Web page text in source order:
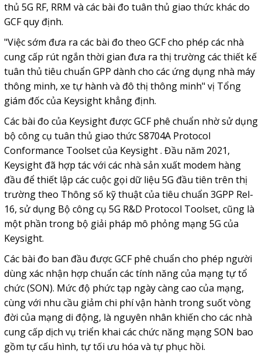
thủ 5G RF, RRM và các bài đo tuân thủ giao thức khác do
GCF quy định.
"Việc sớm đưa ra các bài đo theo GCF cho phép các nhà
cung cấp rút ngắn thời gian đưa ra thị trường các thiết kế
tuân thủ tiêu chuẩn GPP dành cho các ứng dụng nhà máy
thông minh, xe tự hành và đô thị thông minh" vị Tổng
giám đốc của Keysight khẳng định.
Các bài đo của Keysight được GCF phê chuẩn nhờ sử dụng
bộ công cụ tuân thủ giao thức S8704A Protocol
Conformance Toolset của Keysight . Đầu năm 2021,
Keysight đã hợp tác với các nhà sản xuất modem hàng
đầu để thiết lập các cuộc gọi dữ liệu 5G đầu tiên trên thị
trường theo Thông số kỹ thuật của tiêu chuẩn 3GPP Rel-
16, sử dụng Bộ công cụ 5G R&D Protocol Toolset, cũng là
một phần trong bộ giải pháp mô phỏng mạng 5G của
Keysight.
Các bài đo ban đầu được GCF phê chuẩn cho phép người
dùng xác nhận hợp chuẩn các tính năng của mạng tự tổ
chức (SON). Mức độ phức tạp ngày càng cao của mạng,
cùng với nhu cầu giảm chi phí vận hành trong suốt vòng
đời của mạng di động, là nguyên nhân khiến cho các nhà
cung cấp dịch vụ triển khai các chức năng mạng SON bao
gồm tự cấu hình, tự tối ưu hóa và tự phục hồi.